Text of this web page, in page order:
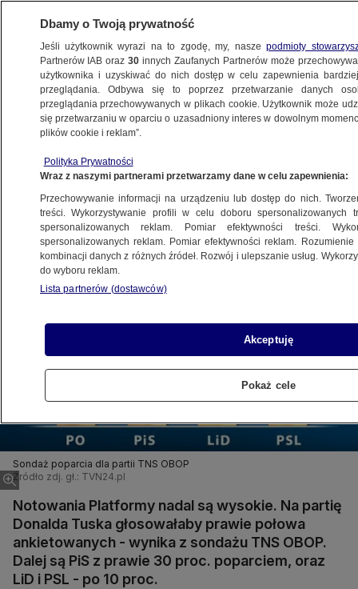
POLSKA
30.11.2007, 17:26Aktualizacja: 30.11.2007, 19:32
Udostępnij
Sondaż poparcia dla partii TNS OBOP
Źródło zdj. gł.: TVN24.pl
Notowania Platformy nadal są wysokie. Na partię
Donalda Tuska głosowałaby prawie połowa
ankietowanych - wynika z sondażu TNS OBOP.
Dalej są PiS z prawie 30 proc. poparciem, oraz
LiD i PSL - po 10 proc.
Dbamy o Twoją prywatność
Jeśli użytkownik wyrazi na to zgodę, my, naszepodmioty
Partnerów IAB oraz30 innych Zaufanych Partnerów może
użytkownika i uzyskiwać do nich dostęp w celu zapewnienia
przeglądania. Odbywa się to poprzez przetwarzanie danych
przeglądania przechowywanych w plikach cookie. Użytkownik może
się przetwarzaniu w oparciu o uzasadniony interes w dowolnym
plików cookie i reklam”.
Polityka Prywatności
Wraz z naszymi partnerami przetwarzamy dane w celu zapewnienia:
Przechowywanie informacji na urządzeniu lub dostęp do nich.
treści. Wykorzystywanie profili w celu doboru spersonalizowanych
spersonalizowanych reklam. Pomiar efektywności treści.
spersonalizowanych reklam. Pomiar efektywności reklam.
kombinacji danych z różnych źródeł. Rozwój i ulepszanie usług.
do wyboru reklam.
Lista partnerów (dostawców)
Akceptuję
Pokaż cele